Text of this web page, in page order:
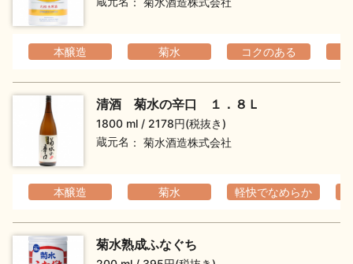
季節の商品 イベント情報
地酒蔵元会WEB展示会 地酒蔵元会利酒会
美味しい地酒の選び方
本醸造 菊水 コクのある
清酒 菊水の辛口 １．８Ｌ
1800 ml
2178円(税抜き)
蔵元名
菊水酒造株式会社
本醸造 菊水 軽快でなめらか
菊水熟成ふなぐち